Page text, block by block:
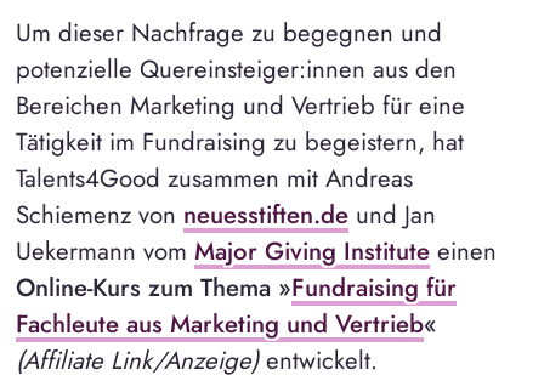
Um dieser Nachfrage zu begegnen und
potenzielle Quereinsteiger:innen aus den
Bereichen Marketing und Vertrieb für eine
Tätigkeit im Fundraising zu begeistern, hat
Talents4Good zusammen mit Andreas
Schiemenz von neuesstiften.deund Jan
Uekermann vom Major Giving Instituteeinen
Online-Kurs zum Thema »Fundraising für
Fachleute aus Marketing und Vertrieb«
(Affiliate Link/Anzeige)entwickelt.